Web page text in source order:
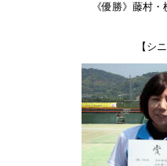
《優勝》藤村・
【シ